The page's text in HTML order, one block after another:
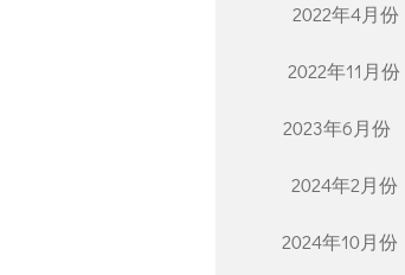
2022年4月份
2022年11月份
2023年6月份
2024年2月份
2024年10月份